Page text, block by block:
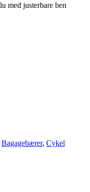
med justerbare ben
Bagagebærer, Cykel